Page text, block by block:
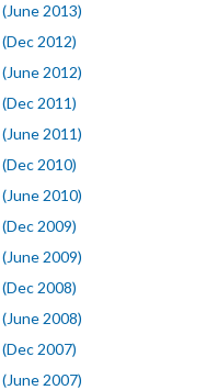
2013)
2012)
2012)
2011)
2011)
2010)
2010)
2009)
2009)
2008)
2008)
2007)
2007)